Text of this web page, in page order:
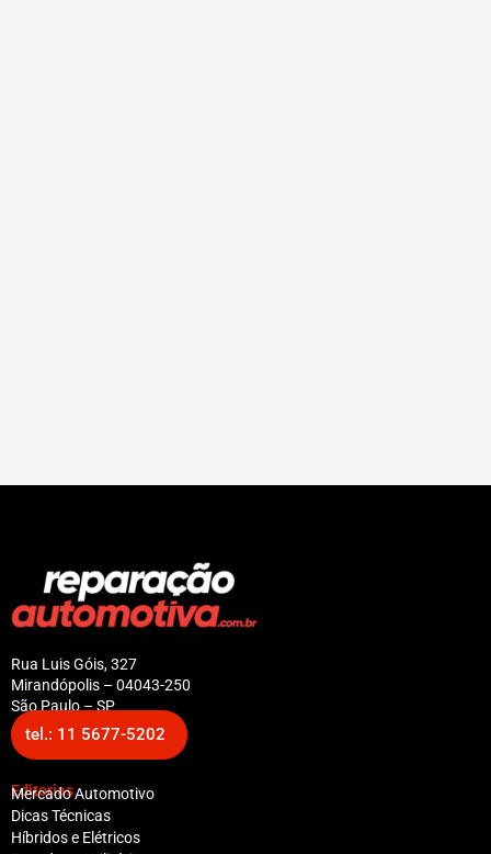
Rua Luis Góis, 327
Mirandópolis – 04043-250
São Paulo – SP
tel.: 11 5677-5202
Editorias
Mercado Automotivo
Dicas Técnicas
Híbridos e Elétricos